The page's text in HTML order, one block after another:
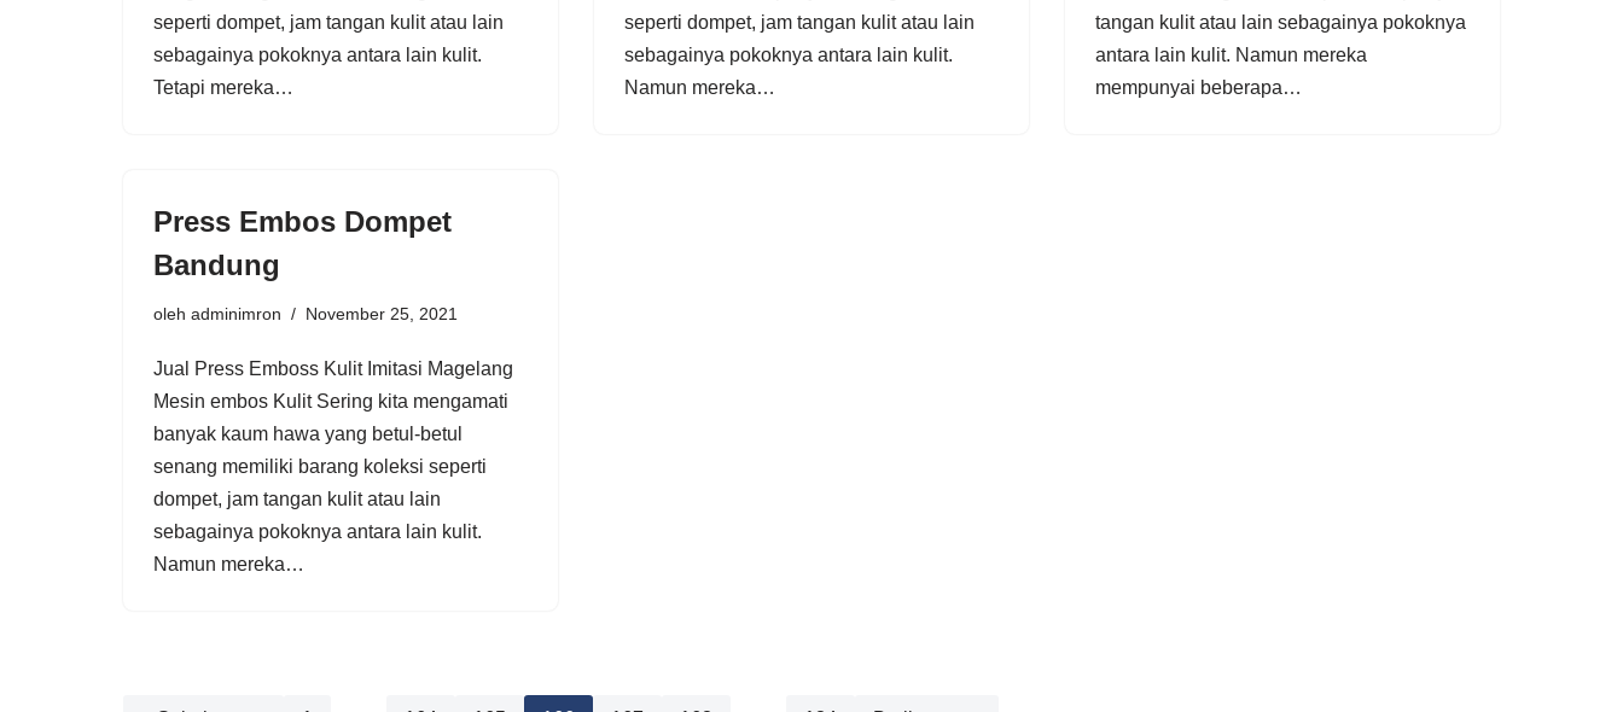
seperti dompet, jam tangan kulit atau lain
sebagainya pokoknya antara lain kulit.
Tetapi mereka…
seperti dompet, jam tangan kulit atau lain
sebagainya pokoknya antara lain kulit.
Namun mereka…
tangan kulit atau lain sebagainya pokoknya
antara lain kulit. Namun mereka
mempunyai beberapa…
Press Embos Dompet
Bandung
oleh adminimron November 25, 2021
Jual Press Emboss Kulit Imitasi Magelang
Mesin embos Kulit Sering kita mengamati
banyak kaum hawa yang betul-betul
senang memiliki barang koleksi seperti
dompet, jam tangan kulit atau lain
sebagainya pokoknya antara lain kulit.
Namun mereka…